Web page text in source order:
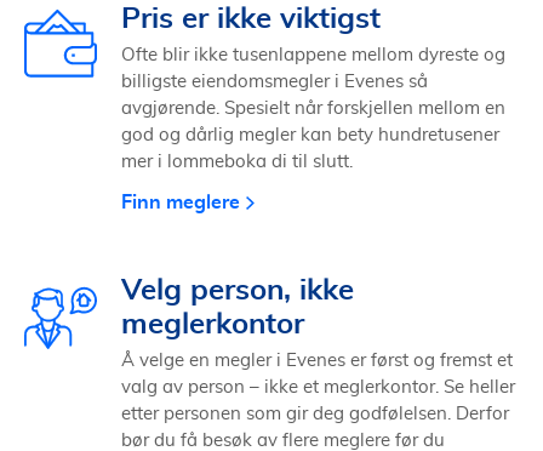
Pris er ikke viktigst
Ofte blir ikke tusenlappene mellom dyreste og
billigste eiendomsmegler i Evenes så
avgjørende. Spesielt når forskjellen mellom en
god og dårlig megler kan bety hundretusener
mer i lommeboka di til slutt.
Finn meglere
Velg person, ikke
meglerkontor
Å velge en megler i Evenes er først og fremst et
valg av person – ikke et meglerkontor. Se heller
etter personen som gir deg godfølelsen. Derfor
bør du få besøk av flere meglere før du